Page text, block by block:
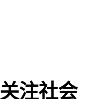
注社会